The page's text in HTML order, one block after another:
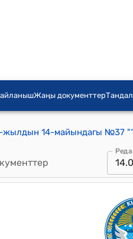
Жаңы документтер